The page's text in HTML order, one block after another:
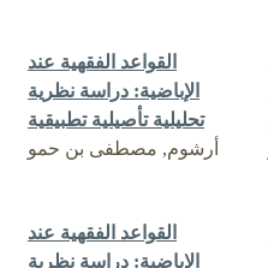
القواعد الفقهية عند
الإباضية: دراسة نظرية
تحليلية تأصيلية تطبيقية
أرشوم, مصطفى بن حمو
القواعد الفقهية عند
الإباضية: دراسة نظرية